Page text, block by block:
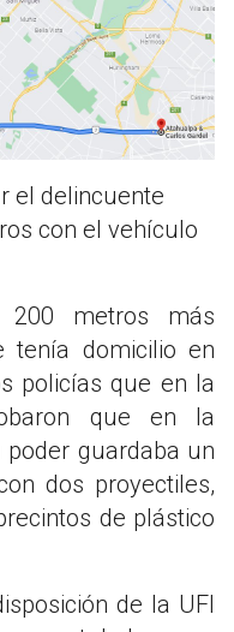
el delincuente
con el vehículo
200 metros más
tenía domicilio en
policías que en la
que en la
guardaba un
dos proyectiles,
de plástico
de la UFI